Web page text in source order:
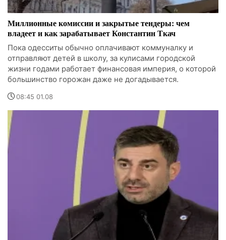
Миллионные комиссии и закрытые тендеры: чем
владеет и как зарабатывает Константин Ткач
Пока одесситы обычно оплачивают коммуналку и
отправляют детей в школу, за кулисами городской
жизни годами работает финансовая империя, о которой
большинство горожан даже не догадывается.
08:45 01.08